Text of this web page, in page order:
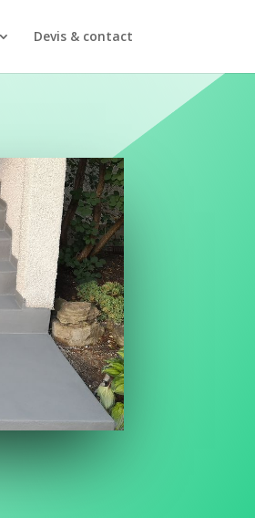
Devis & contact